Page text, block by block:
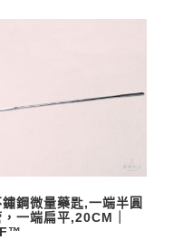
鏽鋼微量藥匙,一端半圓
一端扁平,20CM｜